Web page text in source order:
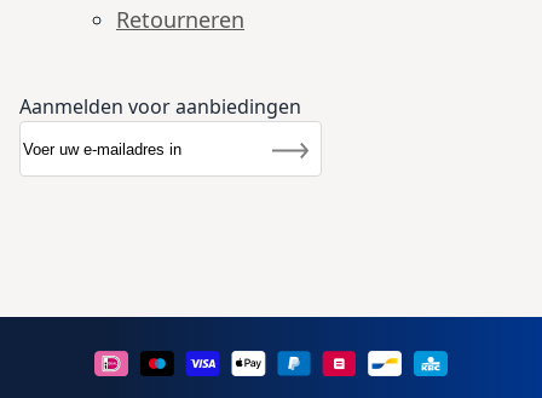
Retourneren
Aanmelden voor aanbiedingen
Nieuwsbrief
Inschrijven